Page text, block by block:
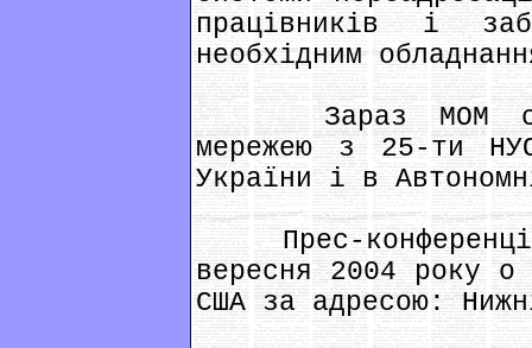
працівників і
необхідним
Зараз МОМ
мережею з 25-ти
України і в
Прес-конференція
вересня 2004 року
США за адресою: